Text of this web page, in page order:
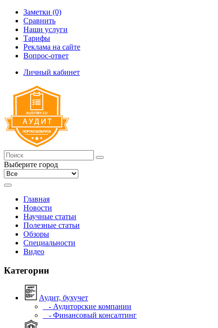
Заметки (0)
Сравнить
Наши услуги
Тарифы
Реклама на сайте
Вопрос-ответ
Личный кабинет
Выберите город
Главная
Новости
Научные статьи
Полезные статьи
Обзоры
Специальности
Видео
Категории
Аудит, бухучет
- Аудиторские компании
- Финансовый консалтинг